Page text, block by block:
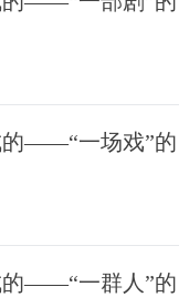
的——“一场戏”的
的——“一群人”的